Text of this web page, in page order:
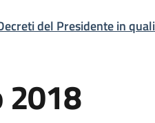
del Presidente in
2018